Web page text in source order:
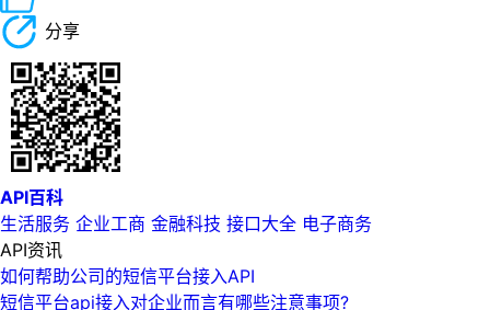
分享
API百科
生活服务 企业工商 金融科技 接口大全 电子商务
API资讯
如何帮助公司的短信平台接入API
短信平台api接入对企业而言有哪些注意事项?